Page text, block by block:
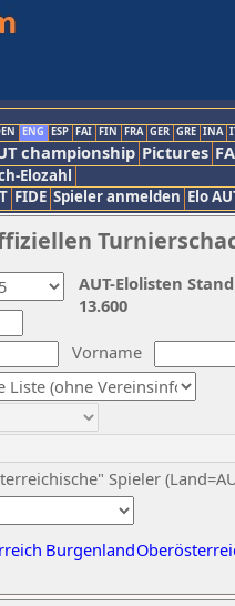
ENG ESP FAI FIN FRA GER GRE INA
championship Pictures
Elozahl
FIDE Spieler anmelden Elo
Vorname
Spieler
Burgenland
AUT-Elolisten
13.600